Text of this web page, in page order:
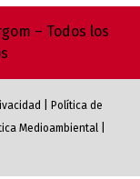
– Todos los
Política de
Medioambiental|